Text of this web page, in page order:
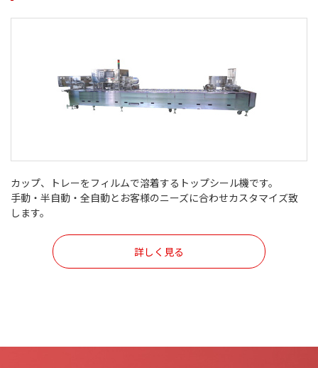
カップ、トレーをフィルムで溶着するトップシール機です。
手動・半自動・全自動とお客様のニーズに合わせカスタマイズ致
します。
詳しく見る